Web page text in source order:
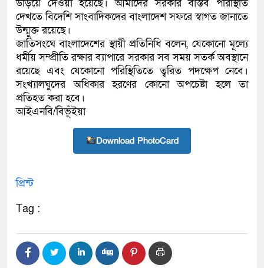
উড়িয়ে দেওয়া হয়েছে। আমাদের সরকার বাস্তব পরিস্থিতি
দেখতে বিদেশি সাংবাদিকদের বাংলাদেশ সফরে স্বাগত জানাতে
উন্মুক্ত রয়েছে।
জাতিসংঘে বাংলাদেশের স্থায়ী প্রতিনিধি বলেন, যেকোনো মূল্যে
ধর্মীয় সম্প্রীতি রক্ষার ব্যাপারে সরকার সব সময় সতর্ক অবস্থানে
রয়েছে এবং যেকোনো পরিস্থিতিতে ত্বরিত পদক্ষেপ নেবে।
সংখ্যালঘুদের অধিকার হরণের কোনো অপচেষ্টা হলে তা
প্রতিহত করা হবে।
আইএনবি/বিভূঁইয়া
Download PhotoCard
প্রিন্ট
Tag :